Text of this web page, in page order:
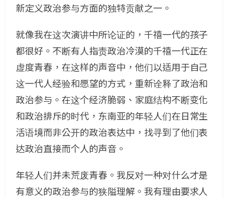
新定义政治参与方面的独特贡献之一。
就像我在这次演讲中所论证的，千禧一代的孩子
都很好。不断有人指责政治冷漠的千禧一代正在
虚度青春，在这样的声音中，他们以适用于自己
这一代人经验和愿望的方式，重新诠释了政治和
政治参与。在这个经济脆弱、家庭结构不断变化
和政治排斥的时代，东南亚的年轻人们在日常生
活语境而非公开的政治表达中，找寻到了他们表
达政治直接而个人的声音。
年轻人们并未荒废青春。我反对一种对什么才是
有意义的政治参与的狭隘理解。我有理由要求人